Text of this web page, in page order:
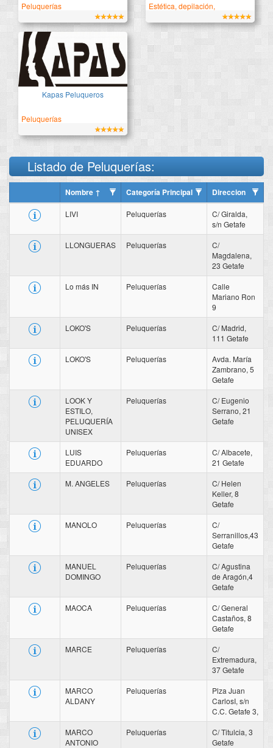
Peluquerías
Estética, depilación,
Profesionales a tu servicio
Kapas Peluqueros
Peluquerías
Listado de Peluquerías:
Nombre Categoría Principal Direccion
LIVI Peluquerías
C/ Giralda,
s/n Getafe
LLONGUERAS
Peluquerías
C/
Magdalena,
23 Getafe
Lo más IN
Peluquerías
Calle
Mariano Ron
9
LOKO'S
Peluquerías
C/ Madrid,
111 Getafe
LOKO'S
Peluquerías
Avda. María
Zambrano, 5
Getafe
LOOK Y
ESTILO,
PELUQUERÍA
UNISEX
Peluquerías
C/ Eugenio
Serrano, 21
Getafe
LUIS
EDUARDO
Peluquerías
C/ Albacete,
21 Getafe
M. ANGELES
Peluquerías
C/ Helen
Keller, 8
Getafe
MANOLO
Peluquerías
C/
Serranillos,43
Getafe
MANUEL
DOMINGO
Peluquerías
C/ Agustina
de Aragón,4
Getafe
MAOCA
Peluquerías
C/ General
Castaños, 8
Getafe
MARCE
Peluquerías
C/
Extremadura,
37 Getafe
MARCO
ALDANY
Peluquerías
Plza Juan
CarlosI, s/n
C.C. Getafe 3,
MARCO
ANTONIO
Peluquerías
C/ Titulcia, 3
Getafe